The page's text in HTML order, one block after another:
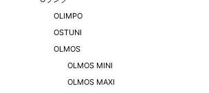
OLIMPO
OSTUNI
OLMOS
OLMOS MINI
OLMOS MAXI